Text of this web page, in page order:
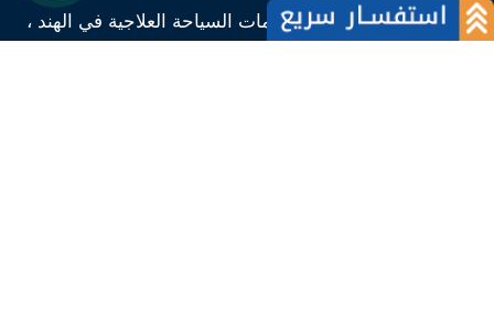
رسالتنا هي تقديم أفضل خدمات السياحة العلاجية في الهند ،
كيورانديا هي مؤسسة معتمدة ISO 9001: 2008 ، توفر